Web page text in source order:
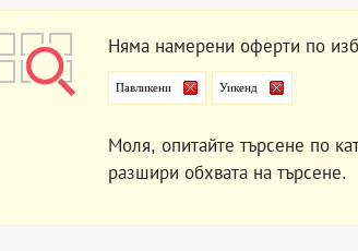
Няма намерени оферти по
Павликени Уикенд
Моля, опитайте търсене по
разшири обхвата на търсене.